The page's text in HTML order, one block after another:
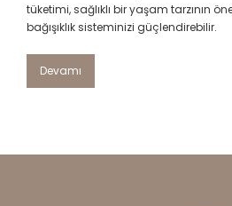
tüketimi, sağlıklı bir yaşam tarzının
bağışıklık sisteminizi güçlendirebilir.
Devamı